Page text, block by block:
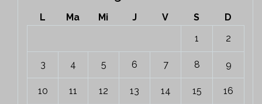
L Ma Mi J V S
D
1
2
3 4 5 6 7 8 9
10 11 12 13 14 15 16